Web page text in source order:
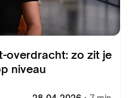
overdracht: zo zit je
niveau